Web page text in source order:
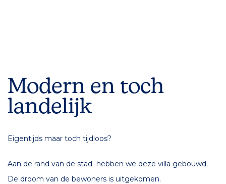
Modern en toch
landelijk
Eigentijds maar toch tijdloos?
Aan de rand van de stad hebben we deze villa gebouwd.
De droom van de bewoners is uitgekomen.